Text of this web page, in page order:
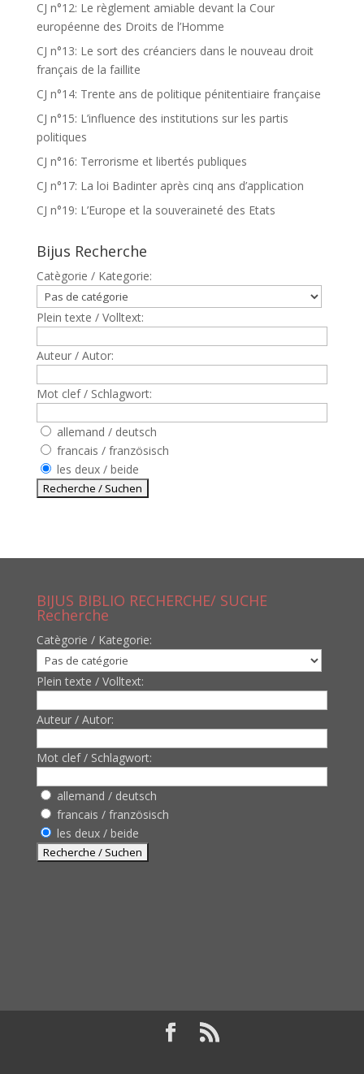
CJ n°12: Le règlement amiable devant la Cour
européenne des Droits de l’Homme
CJ n°13: Le sort des créanciers dans le nouveau droit
français de la faillite
CJ n°14: Trente ans de politique pénitentiaire française
CJ n°15: L’influence des institutions sur les partis
politiques
CJ n°16: Terrorisme et libertés publiques
CJ n°17: La loi Badinter après cinq ans d’application
CJ n°19: L’Europe et la souveraineté des Etats
Bijus Recherche
Catègorie / Kategorie:
Plein texte / Volltext:
Auteur / Autor:
Mot clef / Schlagwort:
allemand / deutsch
francais / französisch
les deux / beide
BIJUS BIBLIO RECHERCHE/ SUCHE
Recherche
Catègorie / Kategorie:
Plein texte / Volltext:
Auteur / Autor:
Mot clef / Schlagwort:
allemand / deutsch
francais / französisch
les deux / beide